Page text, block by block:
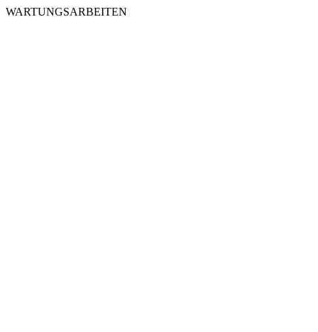
WARTUNGSARBEITEN